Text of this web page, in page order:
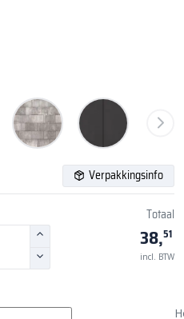
Verpakkingsinfo
Totaal
38,51
incl. BTW